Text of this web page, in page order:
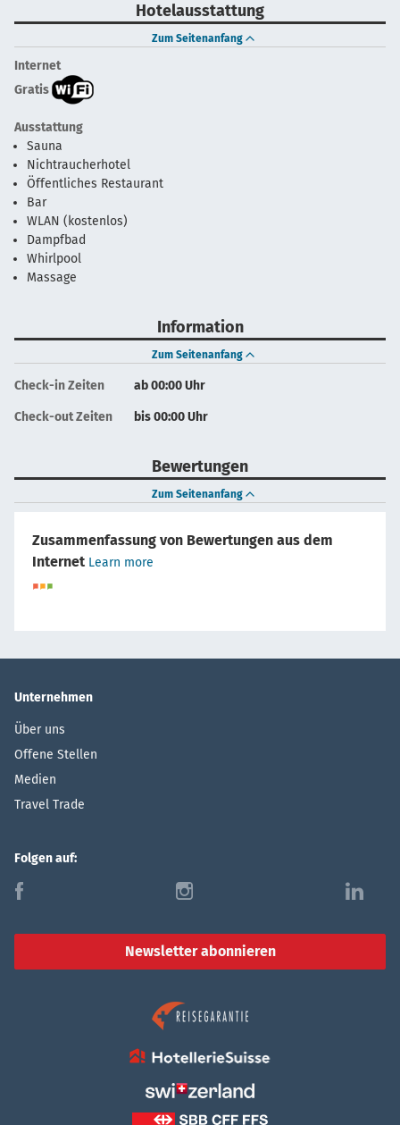
Hotelausstattung
Zum Seitenanfang
Internet
Gratis
Ausstattung
Sauna
Nichtraucherhotel
Öffentliches Restaurant
Bar
WLAN (kostenlos)
Dampfbad
Whirlpool
Massage
Information
Zum Seitenanfang
Check-in Zeiten ab 00:00 Uhr
Check-out Zeiten bis 00:00 Uhr
Bewertungen
Zum Seitenanfang
Zusammenfassung von Bewertungen aus dem
Internet Learn more
Unternehmen
Über uns
Offene Stellen
Medien
Travel Trade
Folgen auf:
f i l
Newsletter abonnieren